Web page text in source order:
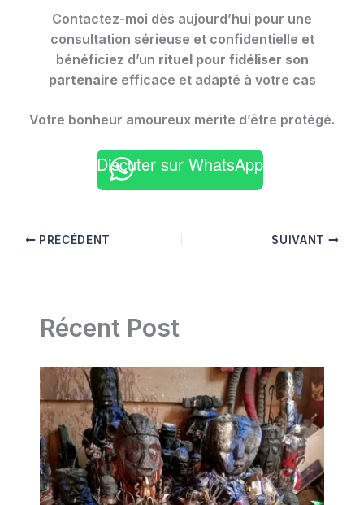
Contactez-moi dès aujourd’hui pour une
consultation sérieuse et confidentielle et
bénéficiez d’un rituel pour fidéliser son
partenaireefficace et adapté à votre cas
Votre bonheur amoureux mérite d’être protégé.
Discuter sur WhatsApp
PRÉCÉDENT SUIVANT
Récent Post